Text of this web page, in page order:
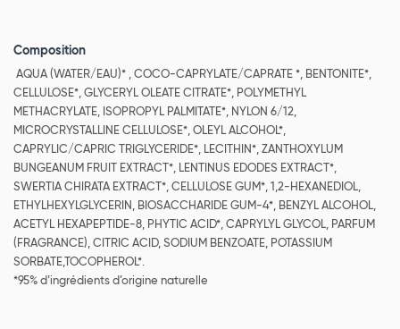
Composition
AQUA (WATER/EAU)* , COCO-CAPRYLATE/CAPRATE *, BENTONITE*,
CELLULOSE*, GLYCERYL OLEATE CITRATE*, POLYMETHYL
METHACRYLATE, ISOPROPYL PALMITATE*, NYLON 6/12,
MICROCRYSTALLINE CELLULOSE*, OLEYL ALCOHOL*,
CAPRYLIC/CAPRIC TRIGLYCERIDE*, LECITHIN*, ZANTHOXYLUM
BUNGEANUM FRUIT EXTRACT*, LENTINUS EDODES EXTRACT*,
SWERTIA CHIRATA EXTRACT*, CELLULOSE GUM*, 1,2-HEXANEDIOL,
ETHYLHEXYLGLYCERIN, BIOSACCHARIDE GUM-4*, BENZYL ALCOHOL,
ACETYL HEXAPEPTIDE-8, PHYTIC ACID*, CAPRYLYL GLYCOL, PARFUM
(FRAGRANCE), CITRIC ACID, SODIUM BENZOATE, POTASSIUM
SORBATE,TOCOPHEROL*.
*95% d’ingrédients d’origine naturelle